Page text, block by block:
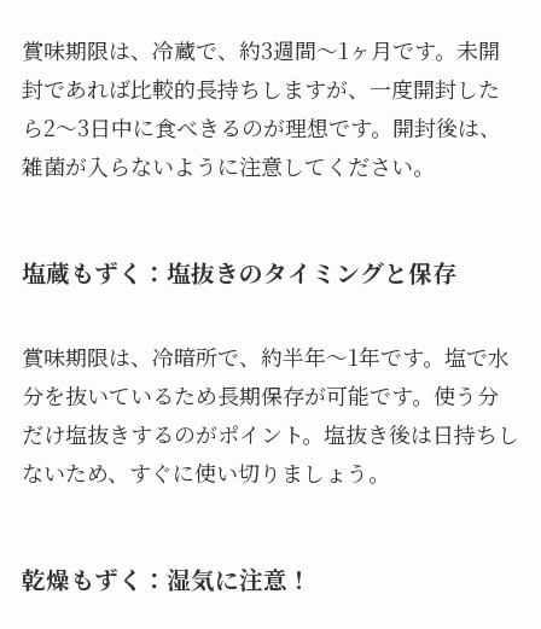
賞味期限は、冷蔵で、約3週間～1ヶ月です。未開
封であれば比較的長持ちしますが、一度開封した
ら2～3日中に食べきるのが理想です。開封後は、
雑菌が入らないように注意してください。
塩蔵もずく：塩抜きのタイミングと保存
賞味期限は、冷暗所で、約半年～1年です。塩で水
分を抜いているため長期保存が可能です。使う分
だけ塩抜きするのがポイント。塩抜き後は日持ちし
ないため、すぐに使い切りましょう。
乾燥もずく：湿気に注意！